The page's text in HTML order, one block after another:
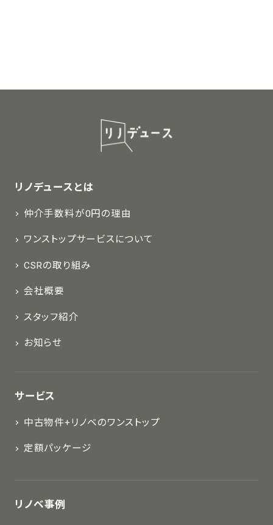
リノデュースとは
仲介手数料が0円の理由
ワンストップサービスについて
CSRの取り組み
会社概要
スタッフ紹介
お知らせ
サービス
中古物件+リノベのワンストップ
定額パッケージ
リノベ事例